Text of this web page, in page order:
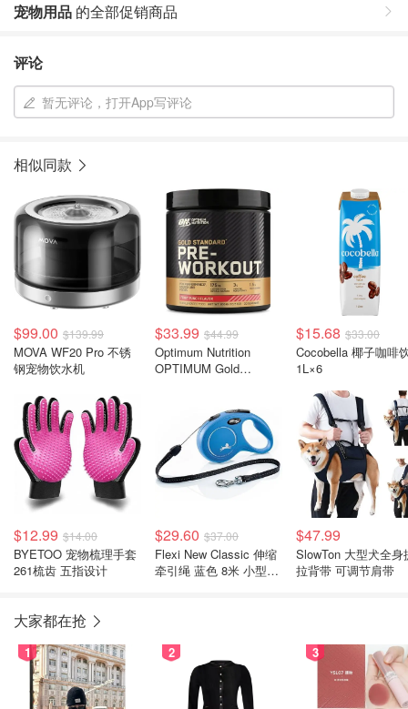
宠物用品 的全部促销商品
评论
暂无评论，打开App写评论
相似同款
$99.00 $139.99
MOVA WF20 Pro 不锈
钢宠物饮水机
$33.99 $44.99
Optimum Nutrition
OPTIMUM Gold
$15.68 $33.00
Cocobella 椰子咖啡
1L×6
$12.99 $14.00
BYETOO 宠物梳理手套
261梳齿 五指设计
$29.60 $37.00
Flexi New Classic 伸缩
牵引绳 蓝色 8米 小型犬
$47.99
SlowTon 大型犬全身
拉背带 可调节肩带
大家都在抢
1 2 3